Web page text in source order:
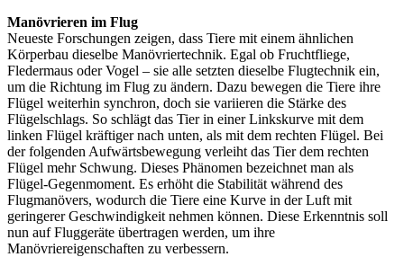
Manövrieren im Flug
Neueste Forschungen zeigen, dass Tiere mit einem ähnlichen
Körperbau dieselbe Manövriertechnik. Egal ob Fruchtfliege,
Fledermaus oder Vogel – sie alle setzten dieselbe Flugtechnik ein,
um die Richtung im Flug zu ändern. Dazu bewegen die Tiere ihre
Flügel weiterhin synchron, doch sie variieren die Stärke des
Flügelschlags. So schlägt das Tier in einer Linkskurve mit dem
linken Flügel kräftiger nach unten, als mit dem rechten Flügel. Bei
der folgenden Aufwärtsbewegung verleiht das Tier dem rechten
Flügel mehr Schwung. Dieses Phänomen bezeichnet man als
Flügel-Gegenmoment. Es erhöht die Stabilität während des
Flugmanövers, wodurch die Tiere eine Kurve in der Luft mit
geringerer Geschwindigkeit nehmen können. Diese Erkenntnis soll
nun auf Fluggeräte übertragen werden, um ihre
Manövriereigenschaften zu verbessern.